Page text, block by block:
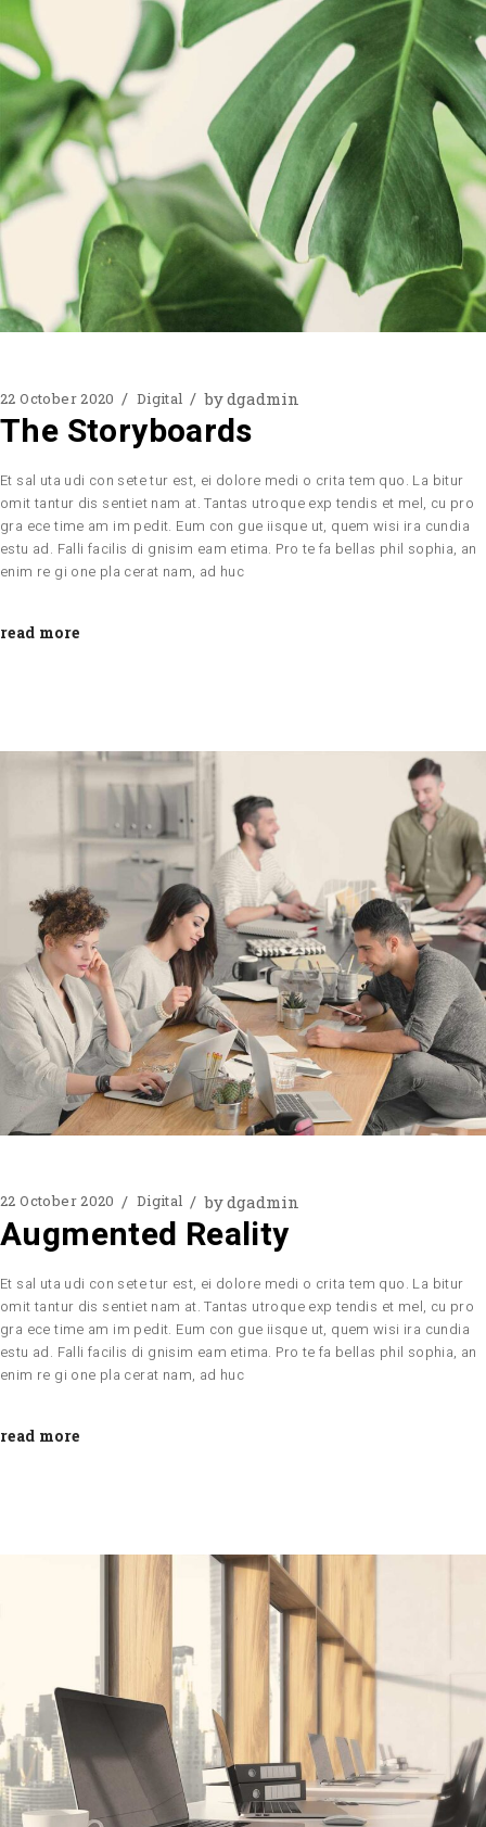
22 October 2020 Digital bydgadmin
The Storyboards
Et sal uta udi con sete tur est, ei dolore medi o crita tem quo. La bitur
omit tantur dis sentiet nam at. Tantas utroque exp tendis et mel, cu pro
gra ece time am im pedit. Eum con gue iisque ut, quem wisi ira cundia
estu ad. Falli facilis di gnisim eam etima. Pro te fa bellas phil sophia, an
enim re gi one pla cerat nam, ad huc
read more
22 October 2020 Digital bydgadmin
Augmented Reality
Et sal uta udi con sete tur est, ei dolore medi o crita tem quo. La bitur
omit tantur dis sentiet nam at. Tantas utroque exp tendis et mel, cu pro
gra ece time am im pedit. Eum con gue iisque ut, quem wisi ira cundia
estu ad. Falli facilis di gnisim eam etima. Pro te fa bellas phil sophia, an
enim re gi one pla cerat nam, ad huc
read more